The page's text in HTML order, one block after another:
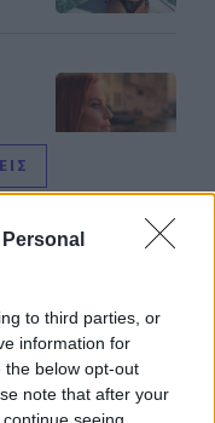
to third parties, or
information for
the below opt-out
note that after your
seeing